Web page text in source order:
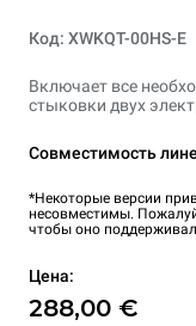
Код: XWKQT-00HS-E
Включает все
стыковки двух
Совместимость
*Некоторые версии
несовместимы.
чтобы оно
Цена:
288,00 €